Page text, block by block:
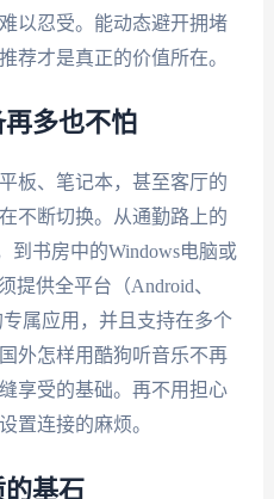
以忍受。能动态避开拥堵
荐才是真正的价值所在。
多也不怕
板、笔记本，甚至客厅的
不断切换。从通勤路上的
到书房中的Windows电脑或
提供全平台（Android、
专属应用，并且支持在多个
外怎样用酷狗听音乐不再
享受的基础。再不用担心
置连接的麻烦。
基石